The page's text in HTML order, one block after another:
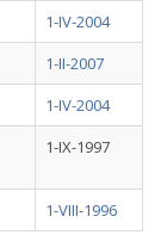
1-IV-2004
1-II-2007
1-IV-2004
1-IX-1997
1-VIII-1996